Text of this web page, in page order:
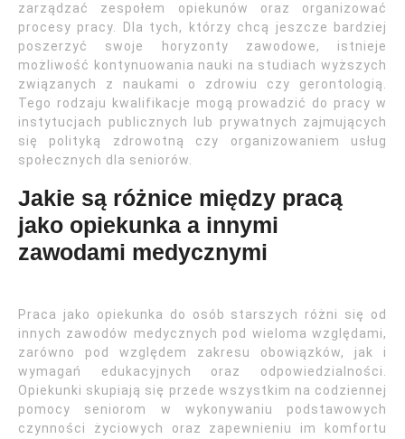
zarządzać zespołem opiekunów oraz organizować
procesy pracy. Dla tych, którzy chcą jeszcze bardziej
poszerzyć swoje horyzonty zawodowe, istnieje
możliwość kontynuowania nauki na studiach wyższych
związanych z naukami o zdrowiu czy gerontologią.
Tego rodzaju kwalifikacje mogą prowadzić do pracy w
instytucjach publicznych lub prywatnych zajmujących
się polityką zdrowotną czy organizowaniem usług
społecznych dla seniorów.
Jakie są różnice między pracą
jako opiekunka a innymi
zawodami medycznymi
Praca jako opiekunka do osób starszych różni się od
innych zawodów medycznych pod wieloma względami,
zarówno pod względem zakresu obowiązków, jak i
wymagań edukacyjnych oraz odpowiedzialności.
Opiekunki skupiają się przede wszystkim na codziennej
pomocy seniorom w wykonywaniu podstawowych
czynności życiowych oraz zapewnieniu im komfortu